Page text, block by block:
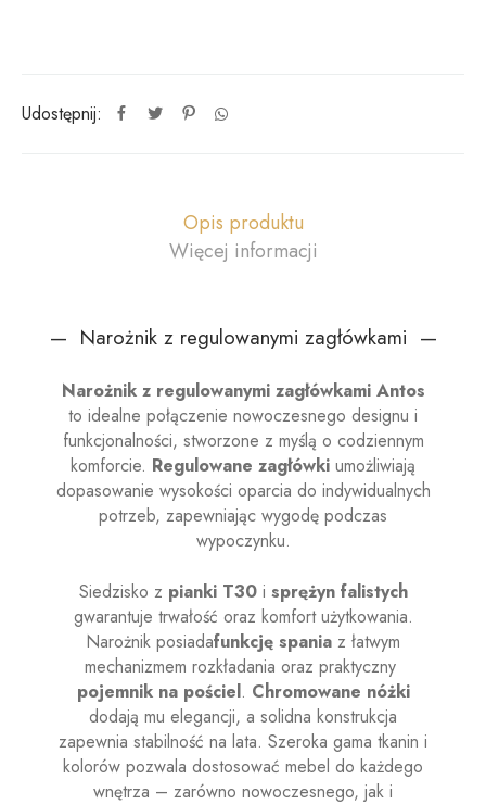
Udostępnij:
Opis produktu
Więcej informacji
— Narożnik z regulowanymi zagłówkami —
Narożnik z regulowanymi zagłówkami Antos
to idealne połączenie nowoczesnego designu i
funkcjonalności, stworzone z myślą o codziennym
komforcie. Regulowane zagłówki umożliwiają
dopasowanie wysokości oparcia do indywidualnych
potrzeb, zapewniając wygodę podczas
wypoczynku.
Siedzisko z pianki T30i sprężyn falistych
gwarantuje trwałość oraz komfort użytkowania.
Narożnik posiadafunkcję spania z łatwym
mechanizmem rozkładania oraz praktyczny
pojemnik na pościel. Chromowane nóżki
dodają mu elegancji, a solidna konstrukcja
zapewnia stabilność na lata. Szeroka gama tkanin i
kolorów pozwala dostosować mebel do każdego
wnętrza – zarówno nowoczesnego, jak i